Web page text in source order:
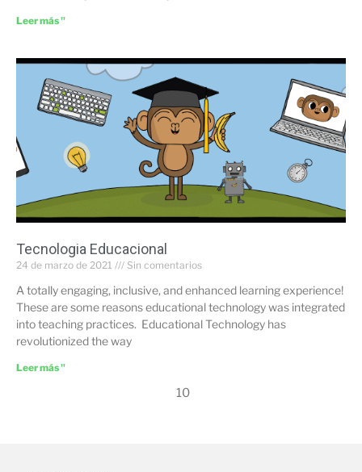
Leer más "
Tecnologia Educacional
24 de marzo de 2021 Sin comentarios
A totally engaging, inclusive, and enhanced learning experience!
These are some reasons educational technology was integrated
into teaching practices. Educational Technology has
revolutionized the way
Leer más "
10